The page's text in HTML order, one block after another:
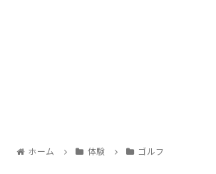
ホーム 体験 ゴルフ